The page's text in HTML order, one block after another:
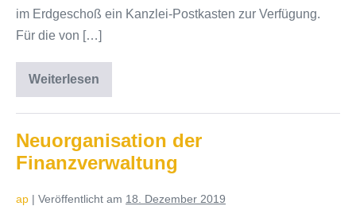
im Erdgeschoß ein Kanzlei-Postkasten zur Verfügung.
Für die von […]
Weiterlesen
COVID-
19
Neuorganisation der
Finanzverwaltung
ap | Veröffentlicht am 18. Dezember 2019